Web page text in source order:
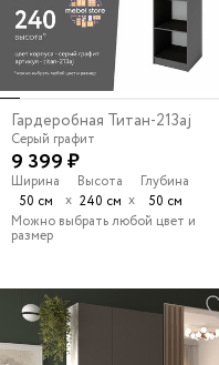
Гардеробная Титан-213aj
Серый графит
9 399 ₽
Ширина
50 см
х
Высота
240 см х
Глубина
50 см
Можно выбрать любой цвет и
размер